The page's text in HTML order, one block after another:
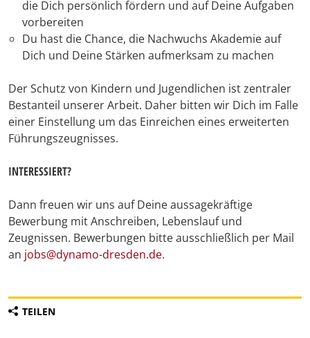
die Dich persönlich fördern und auf Deine Aufgaben
vorbereiten
Du hast die Chance, die Nachwuchs Akademie auf
Dich und Deine Stärken aufmerksam zu machen
Der Schutz von Kindern und Jugendlichen ist zentraler
Bestanteil unserer Arbeit. Daher bitten wir Dich im Falle
einer Einstellung um das Einreichen eines erweiterten
Führungszeugnisses.
INTERESSIERT?
Dann freuen wir uns auf Deine aussagekräftige
Bewerbung mit Anschreiben, Lebenslauf und
Zeugnissen. Bewerbungen bitte ausschließlich per Mail
an jobs@dynamo-dresden.de.
TEILEN